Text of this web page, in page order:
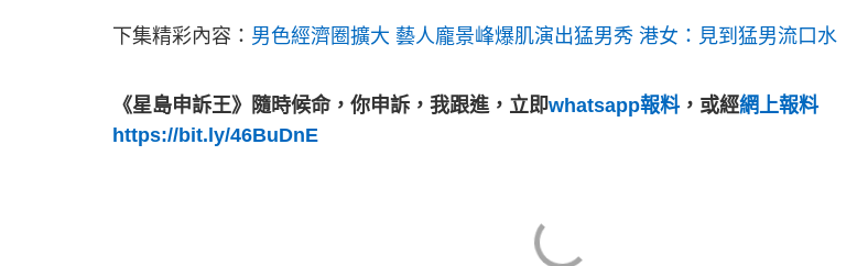
下集精彩內容： 男色經濟圈擴大 藝人龐景峰爆肌演出猛男秀 港女：見到猛男流口水
《星島申訴王》隨時候命，你申訴，我跟進，立即whatsapp報料，或經網上報料
https://bit.ly/46BuDnE